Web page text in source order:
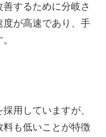
するために分岐さ
が高速であり、手
用していますが、
も低いことが特徴